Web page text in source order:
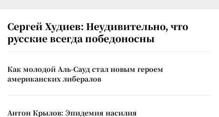
Сергей Худиев: Неудивительно, что
русские всегда победоносны
Как молодой Аль-Сауд стал новым героем
американских либералов
Антон Крылов: Эпидемия насилия